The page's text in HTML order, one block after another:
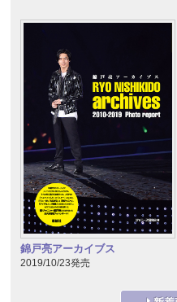
錦戸亮アーカイブス
2019/10/23発売